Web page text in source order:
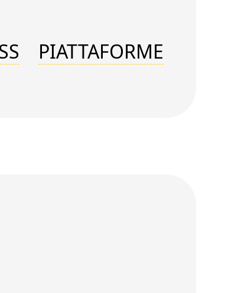
PIATTAFORME